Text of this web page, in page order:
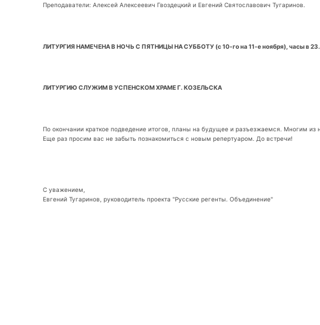
Преподаватели: Алексей Алексеевич Гвоздецкий и Евгений Святославович Тугаринов.
ЛИТУРГИЯ НАМЕЧЕНА В НОЧЬ С ПЯТНИЦЫ НА СУББОТУ (с 10-го на 11-е ноября), часы в
ЛИТУРГИЮ СЛУЖИМ В УСПЕНСКОМ ХРАМЕ Г. КОЗЕЛЬСКА
По окончании краткое подведение итогов, планы на будущее и разъезжаемся. Многим из
Еще раз просим вас не забыть познакомиться с новым репертуаром. До встречи!
С уважением,
Евгений Тугаринов, руководитель проекта "Русские регенты. Объединение"